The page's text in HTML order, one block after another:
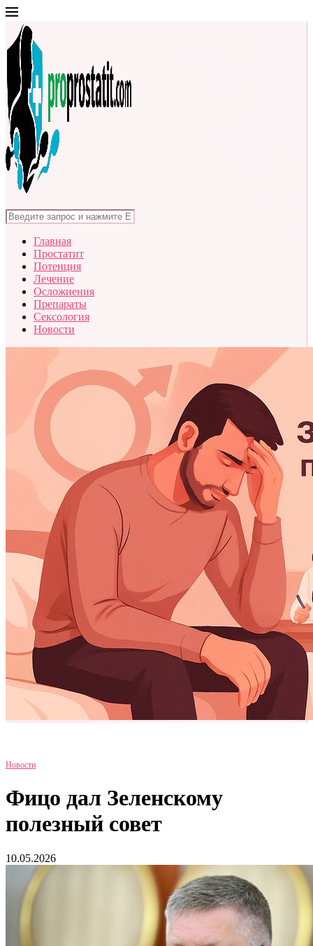
Главная
Простатит
Потенция
Лечение
Осложнения
Препараты
Сексология
Новости
Новости
Фицо дал Зеленскому
полезный совет
10.05.2026